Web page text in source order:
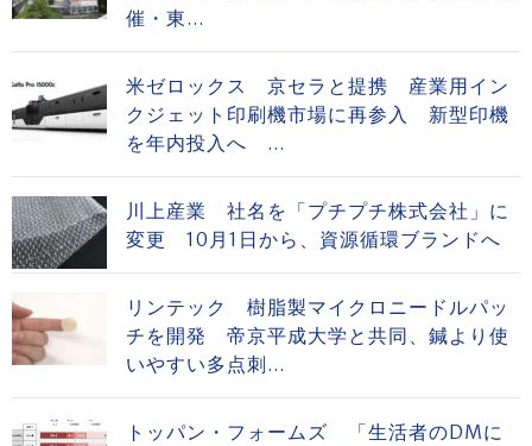
催・東...
米ゼロックス 京セラと提携 産業用イン
クジェット印刷機市場に再参入 新型印機
を年内投入へ ...
川上産業 社名を「プチプチ株式会社」に
変更 10月1日から、資源循環ブランドへ
リンテック 樹脂製マイクロニードルパッ
チを開発 帝京平成大学と共同、鍼より使
いやすい多点刺...
トッパン・フォームズ 「生活者のDMに